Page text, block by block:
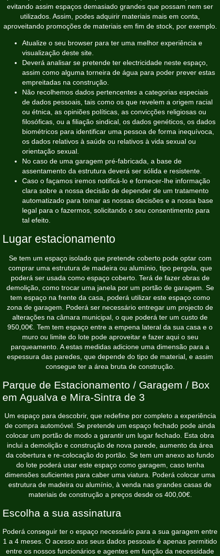
evitando assim espaços demasiado grandes que possam nem ser
utilizados. Assim, podes adquirir materiais mais em conta,
aproveitando promoções de materiais em fim de stock, por exemplo.
Atualize o seu browser para ter uma melhor experiência e
visualização deste site.
Deverá analisar se pretende ter electricidade neste espaço,
assim como alguma torneira de água para poder prever estas
empreitadas na construção.
Não recolhemos dados pertencentes a categorias especiais
de dados pessoais, tais como os que revelem a origem racial
ou étnica, as opiniões políticas, as convicções religiosas ou
filosóficas, ou a filiação sindical, os dados genéticos, os dados
biométricos para identificar uma pessoa de forma inequívoca,
os dados relativos à saúde ou relativos à vida sexual ou
orientação sexual.
No caso de uma garagem pré-fabricada, a base de
assentamento da estrutura deverá ser sólida e resistente.
Caso o façamos iremos notificá-lo e fornecer-lhe informação
clara sobre a nossa decisão de depender de um tratamento
automatizado para tomar as nossas decisões e a nossa base
legal para o fazermos, solicitando o seu consentimento para
tal efeito.
Lugar estacionamento
Se tem um espaço isolado que pretende coberto pode optar com
comprar uma estrutura de madeira ou alumínio, tipo pergola, que
poderá ser usada como espaço coberto. Terá de fazer obras de
demolição, como trocar uma janela por um portão de garagem. Se
tem espaço na frente da casa, poderá utilizar este espaço como
zona de garagem. Poderá ser necessário entregar um projecto de
alterações na câmara municipal, o que poderá ter um custo de
950,00€. Tem tem espaço entre a empena lateral da sua casa e o
muro ou limite do lote pode aproveitar e fazer aqui o seu
parqueamento. A estas medidas adicione uma dimensão para a
espessura das paredes, que depende do tipo de material, e assim
consegue ter a área bruta de construção.
Parque de Estacionamento / Garagem / Box
em Agualva e Mira-Sintra de 3
Um espaço para descobrir, que redefine por completo a experiência
de compra automóvel. Se pretende um espaço fechado pode ainda
colocar um portão de modo a garantir um lugar fechado. Esta obra
inclui a demolição e construção de nova parede, aumento da área
da cobertura e re-colocação do portão. Se tem um anexo ao fundo
do lote poderá usar este espaço como garagem, caso tenha
dimensões suficientes para caber uma viatura. Poderá colocar uma
estrutura de madeira ou alumínio, à venda nas grandes casas de
materiais de construção a preços desde os 400,00€.
Escolha a sua assinatura
Poderá conseguir ter o espaço necessário para a sua garagem entre
1 a 4 meses. O acesso aos seus dados pessoais é apenas permitido
entre os nossos funcionários e agentes em função da necessidade